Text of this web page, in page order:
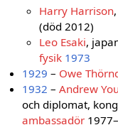
Harry Harrison
(död 2012)
Leo Esaki,
fysik 1973
1929 – Owe
1932 –Andrew
och diplomat,
ambassadör